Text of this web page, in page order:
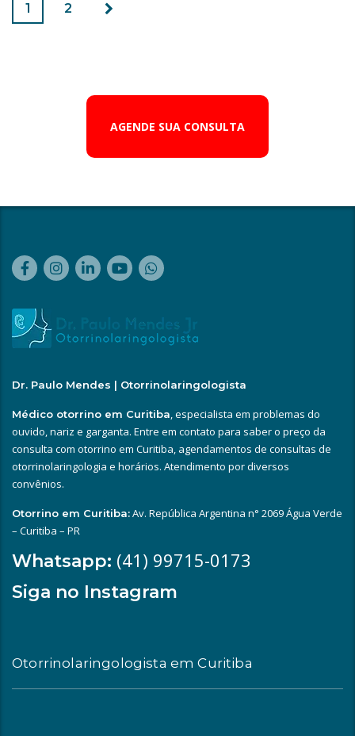
1 2
AGENDE SUA CONSULTA
Dr. Paulo Mendes | Otorrinolaringologista
Médico otorrino em Curitiba, especialista em problemas do
ouvido, nariz e garganta. Entre em contato para saber o preço da
consulta com otorrino em Curitiba, agendamentos de consultas de
otorrinolaringologia e horários. Atendimento por diversos
convênios.
Otorrino em Curitiba:Av. República Argentina n° 2069 Água Verde
– Curitiba – PR
Whatsapp: (41) 99715-0173
Siga no Instagram
Otorrinolaringologista em Curitiba